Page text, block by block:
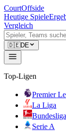
CourtOffside
Heutige Spiele
Vergleich
🇩🇪DE
Top-Ligen
Premier
La Liga
Bundesliga
Serie A